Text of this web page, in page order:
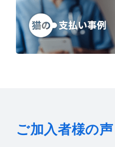
ご加入者様の声